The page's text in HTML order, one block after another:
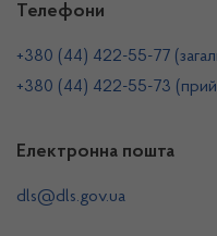
Телефони
+380 (44) 422-55-77
+380 (44) 422-55-73
Електронна пошта
dls@dls.gov.ua